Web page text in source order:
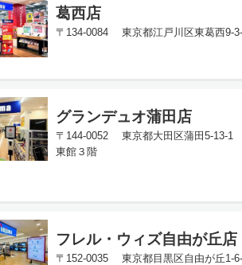
葛西店
〒134-0084 東京都江戸川区東葛西9-
グランデュオ蒲田店
〒144-0052 東京都大田区蒲田5-13-
東館３階
フレル・ウィズ自由が丘店
〒152-0035 東京都目黒区自由が丘1-